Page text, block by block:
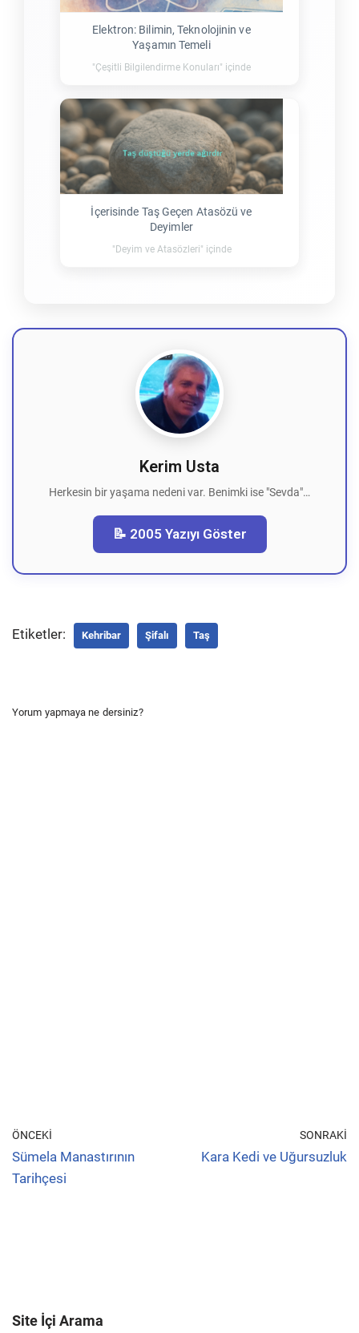
Elektron: Bilimin, Teknolojinin ve
Yaşamın Temeli
"Çeşitli Bilgilendirme Konuları" içinde
İçerisinde Taş Geçen Atasözü ve
Deyimler
"Deyim ve Atasözleri" içinde
Kerim Usta
Herkesin bir yaşama nedeni var. Benimki ise "Sevda"…
📝 2005 Yazıyı Göster
Etiketler: Kehribar Şifalı Taş
Yorum yapmaya ne dersiniz?
ÖNCEKI
Sümela Manastırının
Tarihçesi
SONRAKI
Kara Kedi ve Uğursuzluk
Site İçi Arama